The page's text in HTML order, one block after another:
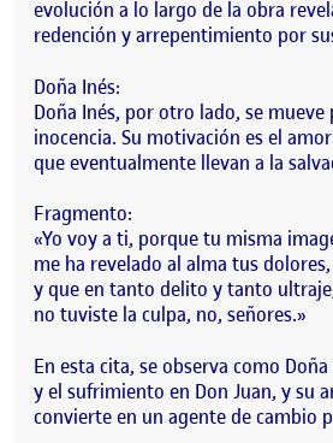
evolución a lo largo de la obra
redención y arrepentimiento por
Doña Inés:
Doña Inés, por otro lado, se
inocencia. Su motivación es el
que eventualmente llevan a la
Fragmento:
«Yo voy a ti, porque tu misma
me ha revelado al alma tus dolores,
y que en tanto delito y tanto
no tuviste la culpa, no, señores.»
En esta cita, se observa como
y el sufrimiento en Don Juan, y su
convierte en un agente de cambio